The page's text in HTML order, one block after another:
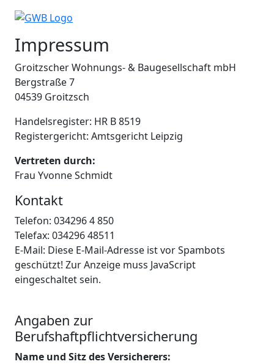
Impressum
Groitzscher Wohnungs- & Baugesellschaft mbH
Bergstraße 7
04539 Groitzsch
Handelsregister: HR B 8519
Registergericht: Amtsgericht Leipzig
Vertreten durch:
Frau Yvonne Schmidt
Kontakt
Telefon: 034296 4 850
Telefax: 034296 48511
E-Mail: Diese E-Mail-Adresse ist vor Spambots
geschützt! Zur Anzeige muss JavaScript
eingeschaltet sein.
Angaben zur
Berufshaftpflichtversicherung
Name und Sitz des Versicherers: